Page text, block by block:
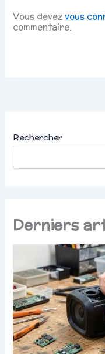
Vous devezvous
commentaire.
Rechercher
Derniers